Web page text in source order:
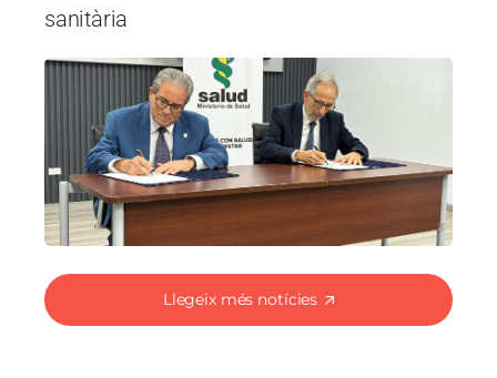
sanitària
Imatge
Llegeix més notícies